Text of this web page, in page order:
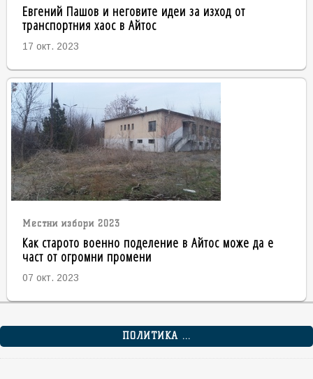
Евгений Пашов и неговите идеи за изход от
транспортния хаос в Айтос
17 окт. 2023
Местни избори 2023
Как старото военно поделение в Айтос може да е
част от огромни промени
07 окт. 2023
ПОЛИТИКА ...